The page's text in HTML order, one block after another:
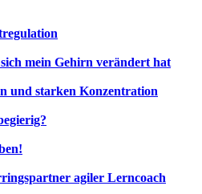
mein Gehirn verändert hat
und starken Konzentration
agiler Lerncoach